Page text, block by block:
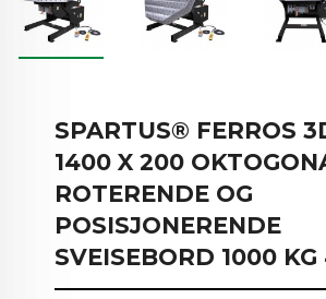
SPARTUS® FERROS
1400 X 200
ROTERENDE OG
POSISJONERENDE
SVEISEBORD 1000